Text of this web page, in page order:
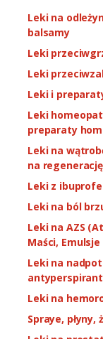
Leki na
balsamy
Leki
Leki
Leki i
Leki
preparaty
Leki na
na
Leki z
Leki na ból
Leki na AZS
Maści, Emulsje
Leki na
Leki na
Spraye,